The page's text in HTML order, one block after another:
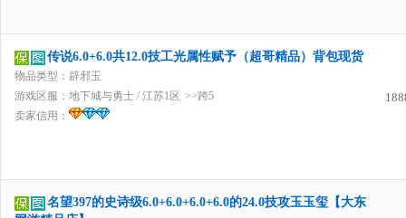
传说6.0+6.0共12.0技工光属性赋予（超哥精品）背包现货
物品类型：辟邪玉
游戏区服： 地下城与勇士 / 江苏1区 >>跨5
卖家信用：
名望397的史诗级6.0+6.0+6.0+6.0的24.0技攻玉玉玺【大东